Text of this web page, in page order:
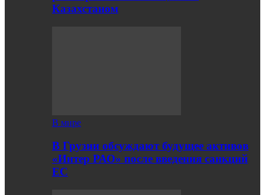
Казахстаном
В мире
В Грузии обсуждают будущее активов
«Интер РАО» после введения санкций
ЕС